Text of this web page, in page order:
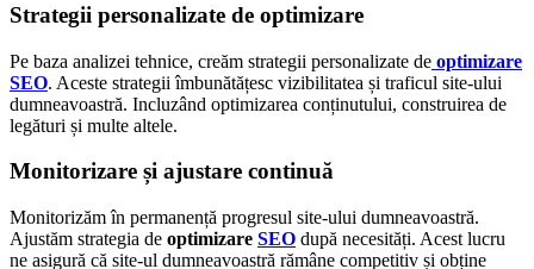
Strategii personalizate de optimizare
Pe baza analizei tehnice, creăm strategii personalizate de optimizare
SEO. Aceste strategii îmbunătățesc vizibilitatea și traficul site-ului
dumneavoastră. Incluzând optimizarea conținutului, construirea de
legături și multe altele.
Monitorizare și ajustare continuă
Monitorizăm în permanență progresul site-ului dumneavoastră.
Ajustăm strategia de optimizare SEO după necesități. Acest lucru
ne asigură că site-ul dumneavoastră rămâne competitiv și obține